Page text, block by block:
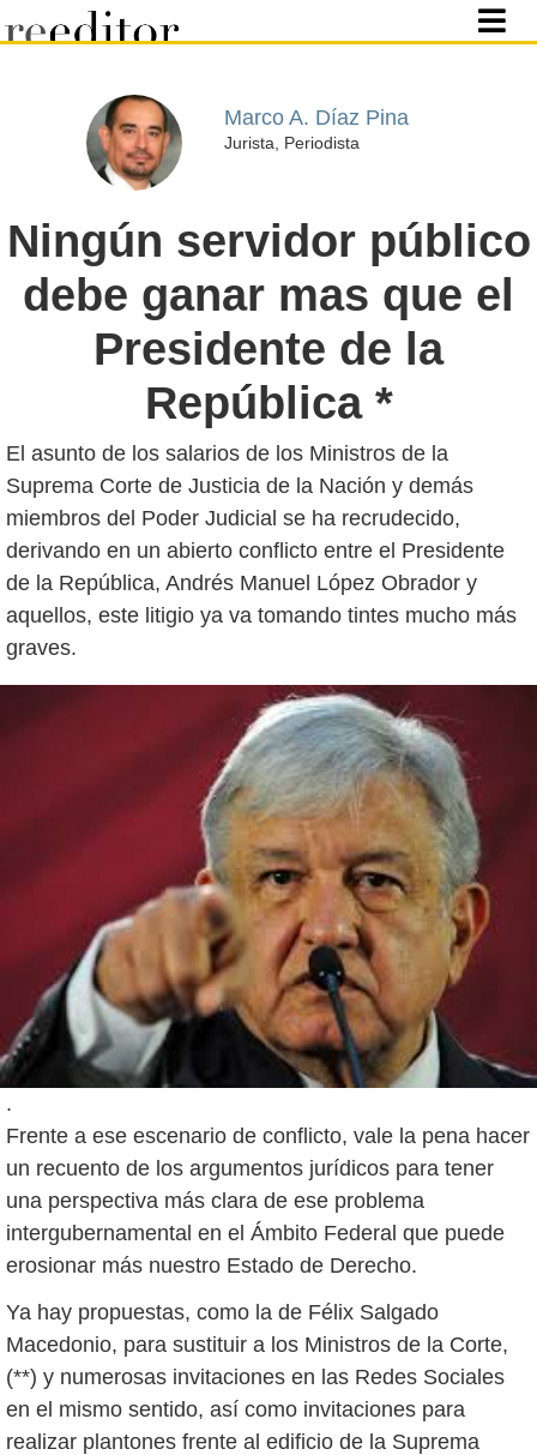
Marco A. Díaz Pina
Jurista, Periodista
Ningún servidor público
debe ganar mas que el
Presidente de la
República *
El asunto de los salarios de los Ministros de la
Suprema Corte de Justicia de la Nación y demás
miembros del Poder Judicial se ha recrudecido,
derivando en un abierto conflicto entre el Presidente
de la República, Andrés Manuel López Obrador y
aquellos, este litigio ya va tomando tintes mucho más
.
Frente a ese escenario de conflicto, vale la pena hacer
un recuento de los argumentos jurídicos para tener
una perspectiva más clara de ese problema
intergubernamental en el Ámbito Federal que puede
erosionar más nuestro Estado de Derecho.
Ya hay propuestas, como la de Félix Salgado
Macedonio, para sustituir a los Ministros de la Corte,
(**) y numerosas invitaciones en las Redes Sociales
en el mismo sentido, así como invitaciones para
realizar plantones frente al edificio de la Suprema